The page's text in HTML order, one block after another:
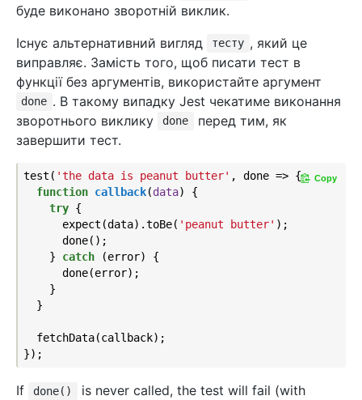
буде виконано зворотній виклик.
Існує альтернативний вигляд
тесту , який це
виправляє. Замість того, щоб писати тест в
функції без аргументів, використайте аргумент
done . В такому випадку Jest чекатиме виконання
зворотнього виклику
done
перед тим, як
завершити тест.
test( 'the data is peanut butter' , done => {
function callback(data) {
try {
      expect(data).toBe(
'peanut butter' );
      done();
    }
catch (error) {
      done(error);
    }
  }
  fetchData(callback);
Copy
If done()
is never called, the test will fail (with